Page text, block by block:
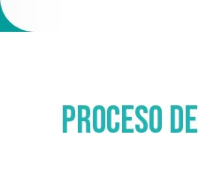
Proceso